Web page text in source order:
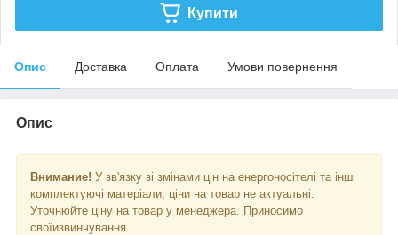
Купити
Опис Доставка Оплата Умови повернення
Опис
Внимание! У зв'язку зі змінами цін на енергоносітелі та інші
комплектуючі матеріали, ціни на товар не актуальні.
Уточнюйте ціну на товар у менеджера. Приносимо
своїизвинчування.